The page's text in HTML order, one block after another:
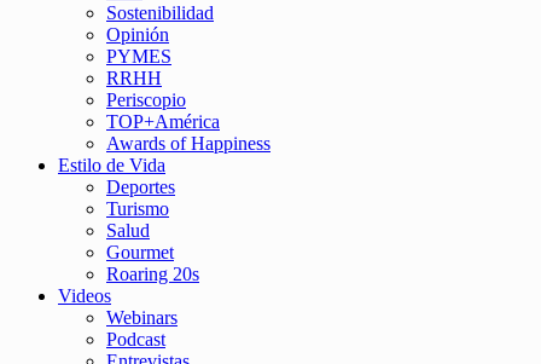
Sostenibilidad
Opinión
PYMES
RRHH
Periscopio
TOP+América
Awards of Happiness
Estilo de Vida
Deportes
Turismo
Salud
Gourmet
Roaring 20s
Videos
Webinars
Podcast